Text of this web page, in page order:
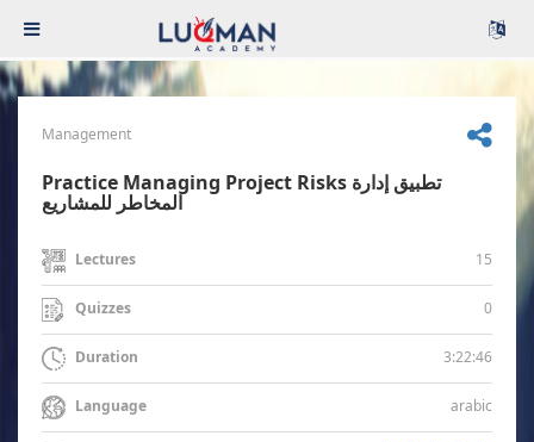
Management
Practice Managing Project Risks تطبيق إدارة
المخاطر للمشاريع
Lectures 15
Quizzes 0
Duration 3:22:46
Language arabic